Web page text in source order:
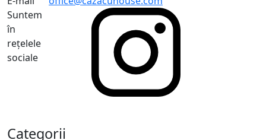
Suntem
în
rețelele
sociale
Categorii